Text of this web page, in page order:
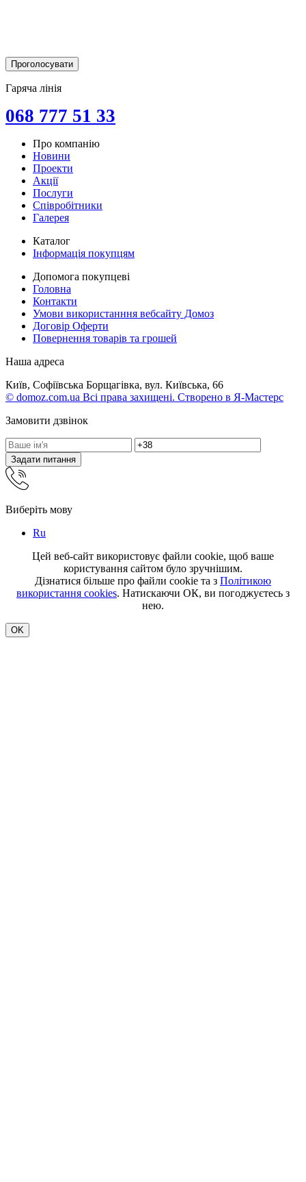
Гаряча лінія
068 777 51 33
Про компанію
Новини
Проекти
Акції
Послуги
Співробітники
Галерея
Каталог
Інформація покупцям
Допомога покупцеві
Головна
Контакти
Умови використанння вебсайту Домоз
Договір Оферти
Повернення товарів та грошей
Наша адреса
Київ, Софіївська Борщагівка, вул. Київська, 66
© domoz.com.ua Всі права захищені. Створено в Я-Мастерс
Замовити дзвінок
Задати питання
Виберіть мову
Ru
Цей веб-сайт використовує файли cookie, щоб ваше
користування сайтом було зручнішим.
Дізнатися більше про файли cookie та з Політикою
використання cookies. Натискаючи ОК, ви погоджуєтесь з
нею.
OK